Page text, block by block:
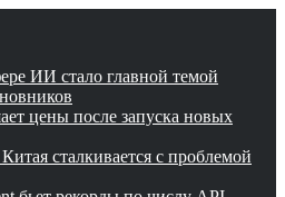
ИИ стало главной темой
цены после запуска новых
сталкивается с проблемой